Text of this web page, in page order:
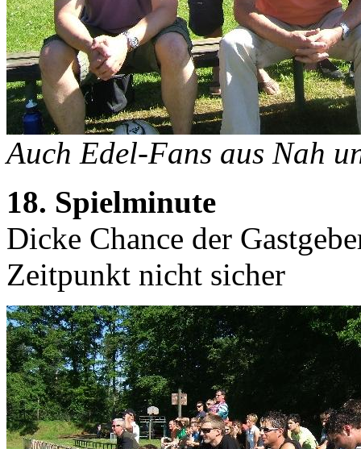
Auch Edel-Fans aus Nah
18. Spielminute
Dicke Chance der
Zeitpunkt nicht sicher